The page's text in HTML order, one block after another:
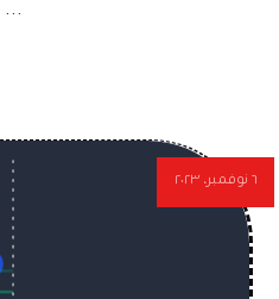
...
٦ نوفمبر، ٢٠٢٣